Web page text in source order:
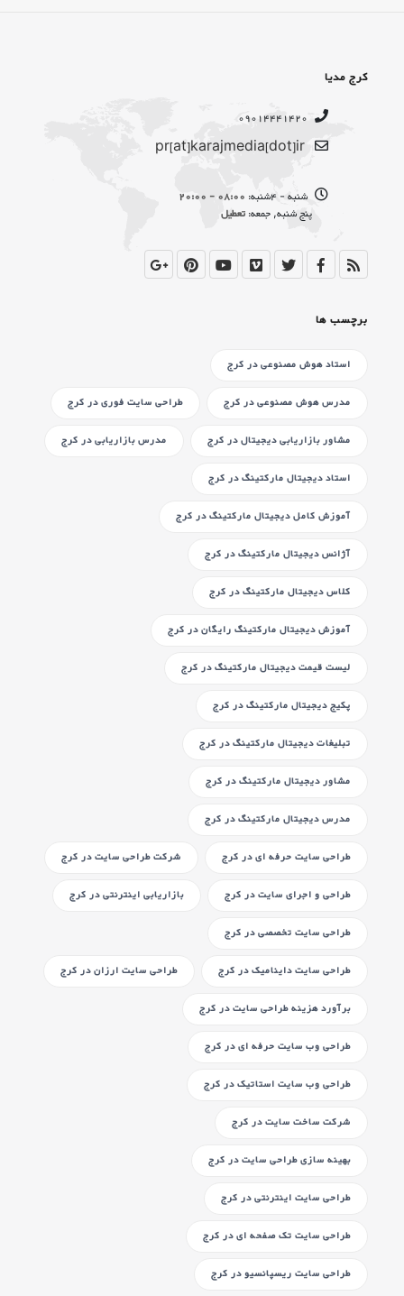
کرج مدیا
09014441420
pr[at]karajmedia[dot]ir
شنبه - 4شنبه:
08:00 - 20:00
پنج شنبه, جمعه:تعطیل
برچسب ها
استاد هوش مصنوعیدر کرج
مدرس هوش مصنوعیدر کرج طراحی سایت فوریدر کرج
مشاور بازاریابی دیجیتالدر کرج مدرس بازاریابیدر کرج
استاد دیجیتال مارکتینگدر کرج
آموزش کامل دیجیتال مارکتینگدر کرج
آژانس دیجیتال مارکتینگدر کرج
کلاس دیجیتال مارکتینگدر کرج
آموزش دیجیتال مارکتینگ رایگاندر کرج
لیست قیمت دیجیتال مارکتینگدر کرج
پکیج دیجیتال مارکتینگدر کرج
تبلیغات دیجیتال مارکتینگدر کرج
مشاور دیجیتال مارکتینگدر کرج
مدرس دیجیتال مارکتینگدر کرج
طراحی سایت حرفه ایدر کرج شرکت طراحی سایتدر کرج
طراحی و اجرای سایتدر کرج بازاریابی اینترنتیدر کرج
طراحی سایت تخصصیدر کرج
طراحی سایت داینامیکدر کرج طراحی سایت ارزاندر کرج
برآورد هزینه طراحی سایتدر کرج
طراحی وب سایت حرفه ایدر کرج
طراحی وب سایت استاتیکدر کرج
شرکت ساخت سایتدر کرج
بهینه سازی طراحی سایتدر کرج
طراحی سایت اینترنتیدر کرج
طراحی سایت تک صفحه ایدر کرج
طراحی سایت ریسپانسیودر کرج